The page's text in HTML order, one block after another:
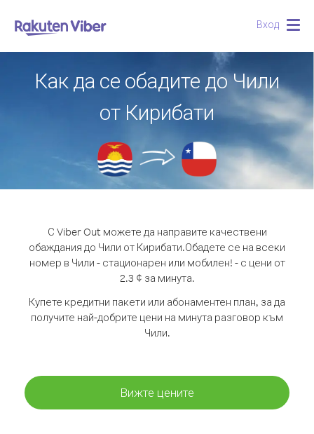
Вход
Как да се обадите до Чили
от Кирибати
С Viber Out можете да направите качествени
обаждания до Чили от Кирибати.Обадете се на всеки
номер в Чили - стационарен или мобилен! - с цени от
2.3 ¢ за минута.
Купете кредитни пакети или абонаментен план, за да
получите най-добрите цени на минута разговор към
Чили.
Вижте цените